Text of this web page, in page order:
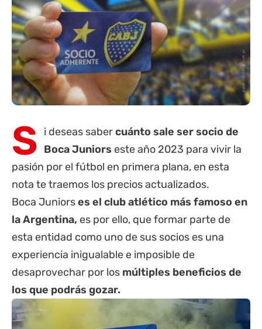
S i deseas sabercuánto sale ser socio de
Boca Juniors este año 2023 para vivir la
pasión por el fútbol en primera plana, en esta
nota te traemos los precios actualizados.
Boca Juniorses el club atlético más famoso en
la Argentina, es por ello, que formar parte de
esta entidad como uno de sus socios es una
experiencia inigualable e imposible de
desaprovechar por los múltiples beneficios de
los que podrás gozar.